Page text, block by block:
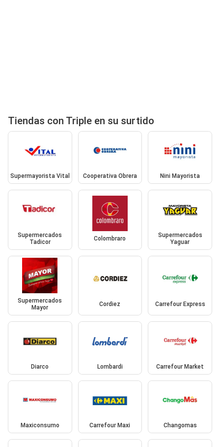
Tiendas con Triple en su surtido
Supermayorista Vital Cooperativa Obrera Nini Mayorista
Supermercados
Tadicor
Colombraro
Supermercados
Yaguar
Supermercados
Mayor
Cordiez Carrefour Express
Diarco Lombardi Carrefour Market
Maxiconsumo Carrefour Maxi Changomas